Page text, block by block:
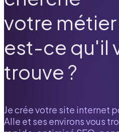
votre métier
est-ce qu'il
trouve ?
Je crée votre site internet
Alle et ses environs vous